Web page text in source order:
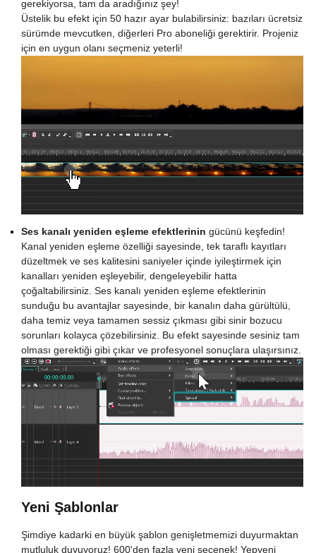
gerekiyorsa, tam da aradığınız şey!
Üstelik bu efekt için 50 hazır ayar bulabilirsiniz: bazıları ücretsiz
sürümde mevcutken, diğerleri Pro aboneliği gerektirir. Projeniz
için en uygun olanı seçmeniz yeterli!
Ses kanalı yeniden eşleme efektlerinin gücünü keşfedin!
Kanal yeniden eşleme özelliği sayesinde, tek taraflı kayıtları
düzeltmek ve ses kalitesini saniyeler içinde iyileştirmek için
kanalları yeniden eşleyebilir, dengeleyebilir hatta
çoğaltabilirsiniz. Ses kanalı yeniden eşleme efektlerinin
sunduğu bu avantajlar sayesinde, bir kanalın daha gürültülü,
daha temiz veya tamamen sessiz çıkması gibi sinir bozucu
sorunları kolayca çözebilirsiniz. Bu efekt sayesinde sesiniz tam
olması gerektiği gibi çıkar ve profesyonel sonuçlara ulaşırsınız.
Yeni Şablonlar
Şimdiye kadarki en büyük şablon genişletmemizi duyurmaktan
mutluluk duyuyoruz! 600'den fazla yeni seçenek! Yepyeni